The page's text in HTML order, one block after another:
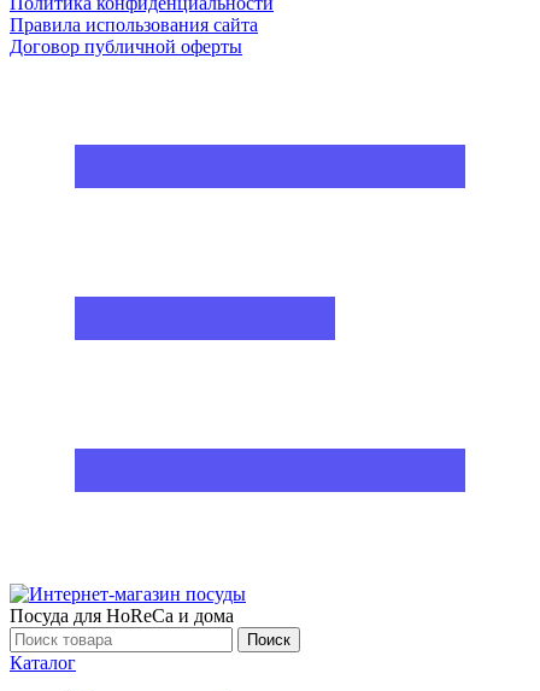
Правила использования сайта
Договор публичной оферты
Посуда для HoReCa и дома
Поиск
Каталог